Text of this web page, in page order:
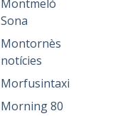
Montmeló
Sona
Montornès
notícies
Morfusintaxi
Morning 80